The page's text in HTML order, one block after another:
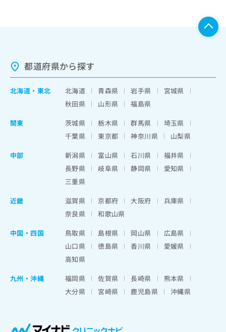
都道府県から探す
北海道 ・ 東北 北海道 青森県 岩手県
宮城県
秋田県
山形県
福島県
関東
茨城県 栃木県 群馬県
埼玉県
千葉県
東京都 神奈川県
山梨県
中部
新潟県 富山県 石川県
福井県
長野県
岐阜県 静岡県
愛知県
三重県
近畿
滋賀県 京都府 大阪府
兵庫県
奈良県
和歌山県
中国・四国
鳥取県 島根県 岡山県
広島県
山口県
徳島県 香川県
愛媛県
高知県
九州・沖縄
福岡県 佐賀県 長崎県
熊本県
大分県
宮崎県 鹿児島県 沖縄県